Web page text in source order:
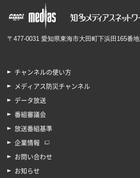
〒477-0031 愛知県東海市大田町下浜田165番地
チャンネルの使い方
メディアス防災チャンネル
データ放送
番組審議会
放送番組基準
企業情報
お問い合わせ
お知らせ